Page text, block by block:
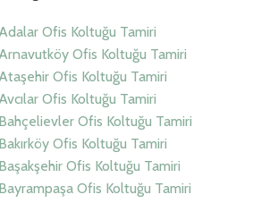
Adalar Ofis Koltuğu Tamiri
Arnavutköy Ofis Koltuğu Tamiri
Ataşehir Ofis Koltuğu Tamiri
Avcılar Ofis Koltuğu Tamiri
Bahçelievler Ofis Koltuğu Tamiri
Bakırköy Ofis Koltuğu Tamiri
Başakşehir Ofis Koltuğu Tamiri
Bayrampaşa Ofis Koltuğu Tamiri